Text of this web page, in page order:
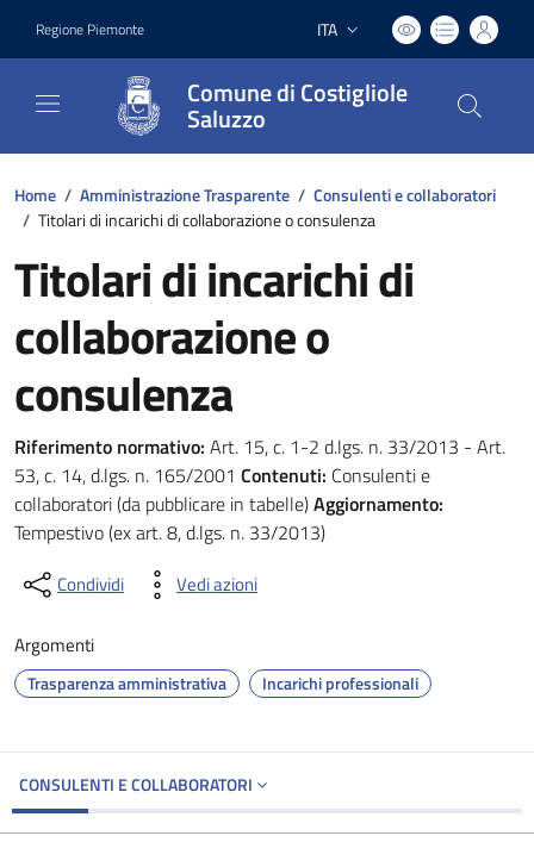
Regione Piemonte Lingua attiva:
ITA
Comune di Costigliole
Saluzzo
Home / Amministrazione Trasparente / Consulenti e collaboratori
/ Titolari di incarichi di collaborazione o consulenza
Titolari di incarichi di
collaborazione o
consulenza
Riferimento normativo: Art. 15, c. 1-2 d.lgs. n. 33/2013 - Art.
53, c. 14, d.lgs. n. 165/2001 Contenuti: Consulenti e
collaboratori (da pubblicare in tabelle)Aggiornamento:
Tempestivo (ex art. 8, d.lgs. n. 33/2013)
Condividi Vedi azioni
Argomenti
Trasparenza amministrativa Incarichi professionali
CONSULENTI E COLLABORATORI